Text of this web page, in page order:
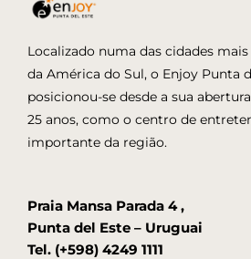
Localizado numa das cidades
da América do Sul, o Enjoy Punta
posicionou-se desde a sua
25 anos, como o centro de
importante da região.
Praia Mansa Parada 4 ,
Punta del Este – Uruguai
Tel. (+598) 4249 1111